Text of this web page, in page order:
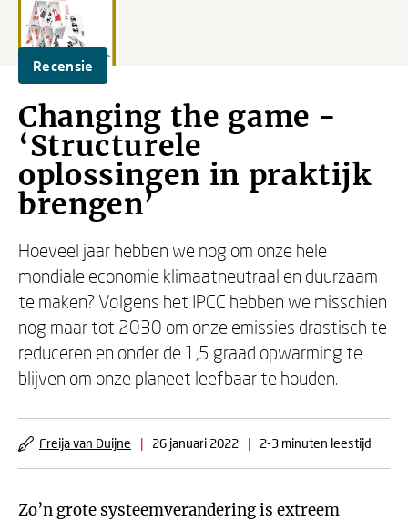
Recensie
Changing the game -
‘Structurele
oplossingen in praktijk
brengen’
Hoeveel jaar hebben we nog om onze hele
mondiale economie klimaatneutraal en duurzaam
te maken? Volgens het IPCC hebben we misschien
nog maar tot 2030 om onze emissies drastisch te
reduceren en onder de 1,5 graad opwarming te
blijven om onze planeet leefbaar te houden.
Freija van Duijne | 26 januari 2022 | 2-3 minuten leestijd
Zo’n grote systeemverandering is extreem